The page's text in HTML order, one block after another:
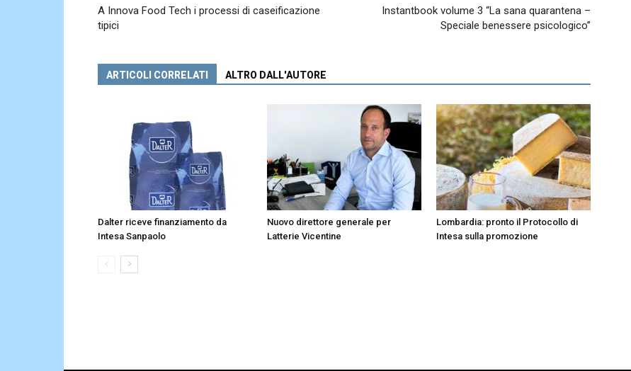
A Innova Food Tech i processi di caseificazione
tipici
Instantbook volume 3 “La sana quarantena –
Speciale benessere psicologico”
ARTICOLI CORRELATI ALTRO DALL'AUTORE
Dalter riceve finanziamento da
Intesa Sanpaolo
Nuovo direttore generale per
Latterie Vicentine
Lombardia: pronto il Protocollo di
Intesa sulla promozione